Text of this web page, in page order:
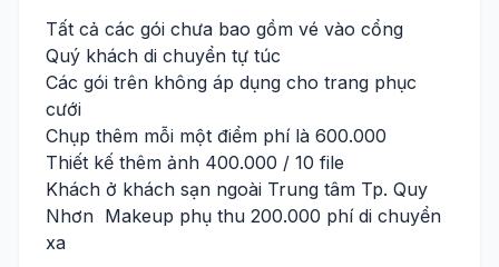
Tất cả các gói chưa bao gồm vé vào cổng
Quý khách di chuyển tự túc
Các gói trên không áp dụng cho trang phục
cưới
Chụp thêm mỗi một điểm phí là 600.000
Thiết kế thêm ảnh 400.000 / 10 file
Khách ở khách sạn ngoài Trung tâm Tp. Quy
Nhơn Makeup phụ thu 200.000 phí di chuyển
xa